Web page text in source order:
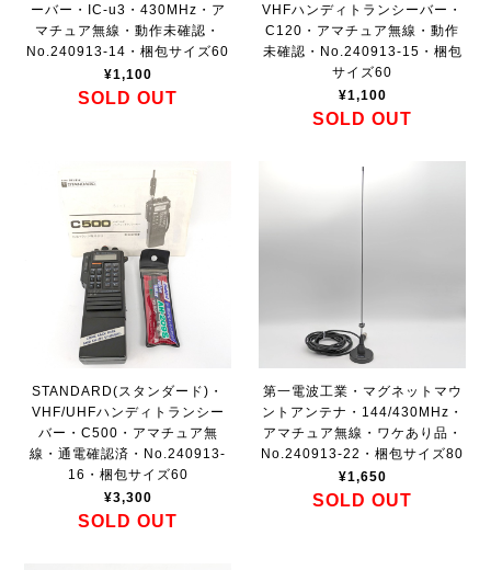
ーバー・IC-u3・430MHz・ア
マチュア無線・動作未確認・
No.240913-14・梱包サイズ60
¥1,100
SOLD OUT
VHFハンディトランシーバー・
C120・アマチュア無線・動作
未確認・No.240913-15・梱包
サイズ60
¥1,100
SOLD OUT
STANDARD(スタンダード)・
VHF/UHFハンディトランシー
バー・C500・アマチュア無
線・通電確認済・No.240913-
16・梱包サイズ60
¥3,300
SOLD OUT
第一電波工業・マグネットマウ
ントアンテナ・144/430MHz・
アマチュア無線・ワケあり品・
No.240913-22・梱包サイズ80
¥1,650
SOLD OUT